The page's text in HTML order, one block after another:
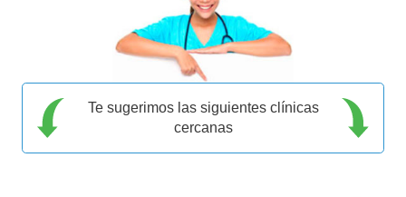
Te sugerimos las siguientes clínicas
cercanas